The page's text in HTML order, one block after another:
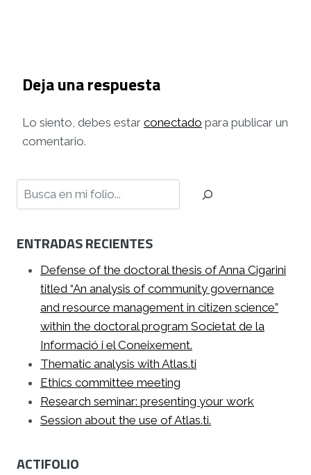
Deja una respuesta
Lo siento, debes estar conectado para publicar un
comentario.
Buscar
ENTRADAS RECIENTES
Defense of the doctoral thesis of Anna Cigarini
titled “An analysis of community governance
and resource management in citizen science”
within the doctoral program Societat de la
Informació i el Coneixement.
Thematic analysis with Atlas.ti
Ethics committee meeting
Research seminar: presenting your work
Session about the use of Atlas.ti.
ACTIFOLIO